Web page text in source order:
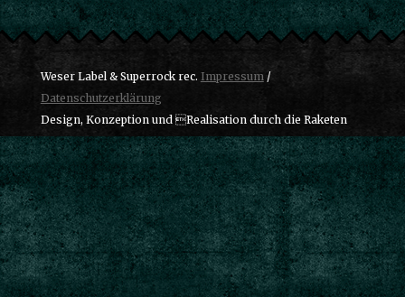
Weser Label & Superrock rec. Impressum/
Datenschutzerklärung
Design, Konzeption und Realisation durch die Raketen